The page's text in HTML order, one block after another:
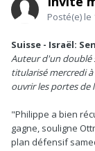
Posté(e) le
Suisse - Israël:
Auteur d'un doublé
titularisé mercredi
ouvrir les portes de
"Philippe a bien
gagne, souligne
plan défensif